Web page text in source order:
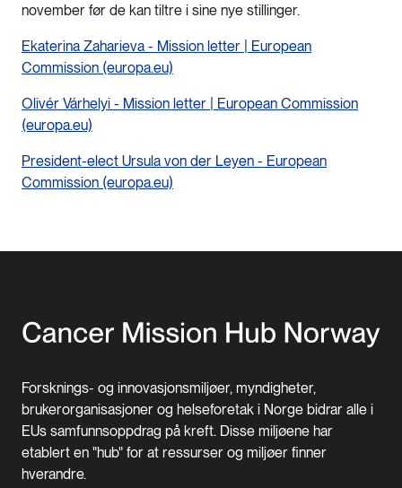
november før de kan tiltre i sine nye stillinger.
Ekaterina Zaharieva - Mission letter | European
Commission (europa.eu)
Olivér Várhelyi - Mission letter | European Commission
(europa.eu)
President-elect Ursula von der Leyen - European
Commission (europa.eu)
Forsknings- og innovasjonsmiljøer, myndigheter,
brukerorganisasjoner og helseforetak i Norge bidrar alle i
EUs samfunnsoppdrag på kreft. Disse miljøene har
etablert en "hub" for at ressurser og miljøer finner
hverandre.